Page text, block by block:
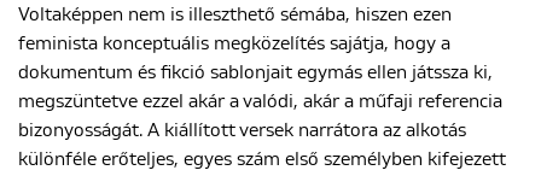
Voltaképpen nem is illeszthető sémába, hiszen ezen
feminista konceptuális megközelítés sajátja, hogy a
dokumentum és fikció sablonjait egymás ellen játssza ki,
megszüntetve ezzel akár a valódi, akár a műfaji referencia
bizonyosságát. A kiállított versek narrátora az alkotás
különféle erőteljes, egyes szám első személyben kifejezett